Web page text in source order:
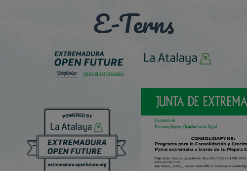
E-Terns